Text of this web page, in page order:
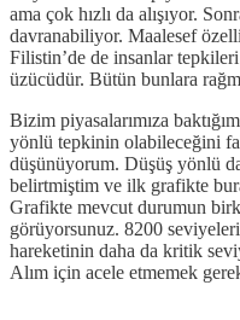
ama çok hızlı da alışıyor.
davranabiliyor. Maalesef
Filistin’de de insanlar
üzücüdür. Bütün bunlara
Bizim piyasalarımıza
yönlü tepkinin olabileceğini
düşünüyorum. Düşüş yönlü
belirtmiştim ve ilk grafikte
Grafikte mevcut durumun
görüyorsunuz. 8200
hareketinin daha da kritik
Alım için acele etmemek